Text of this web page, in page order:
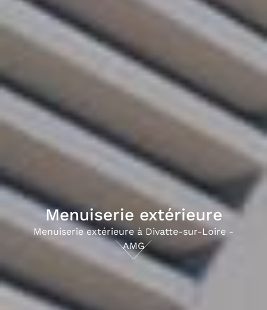
Menuiserie extérieure
Menuiserie extérieure à Divatte-sur-Loire -
AMG